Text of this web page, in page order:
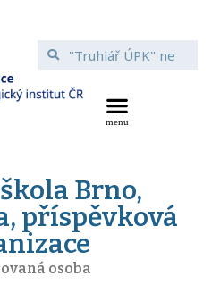
Brno,
příspěvková
osoba